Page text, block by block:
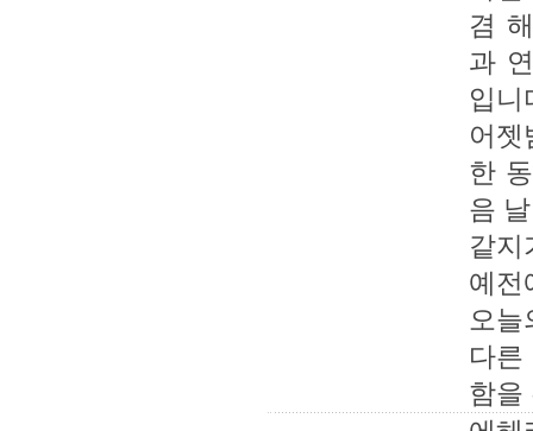
겸
과
입니
어
한
음
같지
예전
오
다른
함을